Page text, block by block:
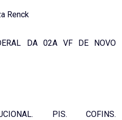
Renck
DA 02A VF DE NOVO
PIS. COFINS.